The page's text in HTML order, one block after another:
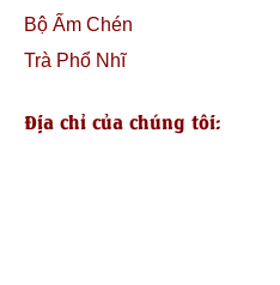
Bộ Ấm Chén
Trà Phổ Nhĩ
Địa chỉ của chúng tôi: